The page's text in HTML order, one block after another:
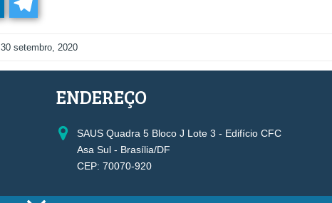
30 setembro, 2020
ENDEREÇO
SAUS Quadra 5 Bloco J Lote 3 - Edifício CFC
Asa Sul - Brasília/DF
CEP: 70070-920